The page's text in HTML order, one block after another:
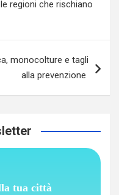
regioni che rischiano
monocolture e tagli
alla prevenzione
tua città